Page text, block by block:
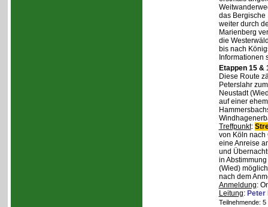
das Bergische
weiter durch
Marienberg
die
bis nach
Informationen
Etappen 15 &
Diese Route
Peterslahr
Neustadt
auf einer
Treffpunkt:
von Köln nach
eine Anreise
und
in
(Wied)
nach dem
Anmeldung:
Leitung: Peter
Teilnehmende: